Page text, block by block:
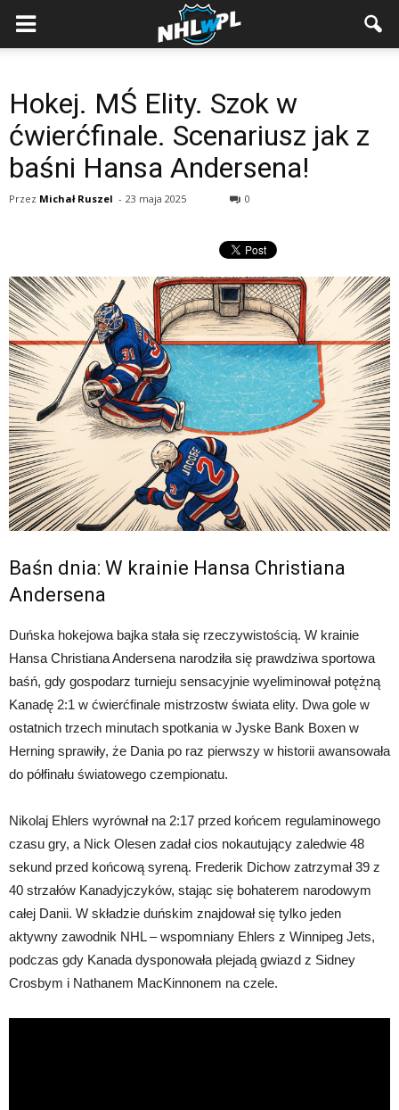
Hokej. MŚ Elity. Szok w
ćwierćfinale. Scenariusz jak z
baśni Hansa Andersena!
Przez Michał Ruszel - 23 maja 2025 0
Baśn dnia: W krainie Hansa Christiana
Andersena
Duńska hokejowa bajka stała się rzeczywistością. W krainie
Hansa Christiana Andersena narodziła się prawdziwa sportowa
baśń, gdy gospodarz turnieju sensacyjnie wyeliminował potężną
Kanadę 2:1 w ćwierćfinale mistrzostw świata elity. Dwa gole w
ostatnich trzech minutach spotkania w Jyske Bank Boxen w
Herning sprawiły, że Dania po raz pierwszy w historii awansowała
do półfinału światowego czempionatu.
Nikolaj Ehlers wyrównał na 2:17 przed końcem regulaminowego
czasu gry, a Nick Olesen zadał cios nokautujący zaledwie 48
sekund przed końcową syreną. Frederik Dichow zatrzymał 39 z
40 strzałów Kanadyjczyków, stając się bohaterem narodowym
całej Danii. W składzie duńskim znajdował się tylko jeden
aktywny zawodnik NHL – wspomniany Ehlers z Winnipeg Jets,
podczas gdy Kanada dysponowała plejadą gwiazd z Sidney
Crosbym i Nathanem MacKinnonem na czele.